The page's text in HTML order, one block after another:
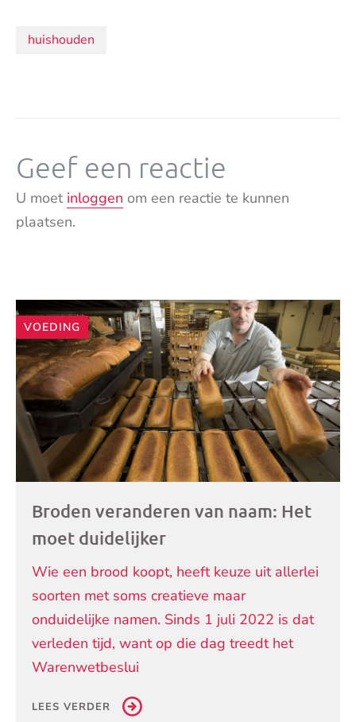
Onderwerpen:
huishouden
Geef een reactie
U moet inloggen om een reactie te kunnen
plaatsen.
Andere
artikelen
VOEDING
Broden veranderen van naam: Het
moet duidelijker
Wie een brood koopt, heeft keuze uit allerlei
soorten met soms creatieve maar
onduidelijke namen. Sinds 1 juli 2022 is dat
verleden tijd, want op die dag treedt het
Warenwetbeslui
LEES VERDER